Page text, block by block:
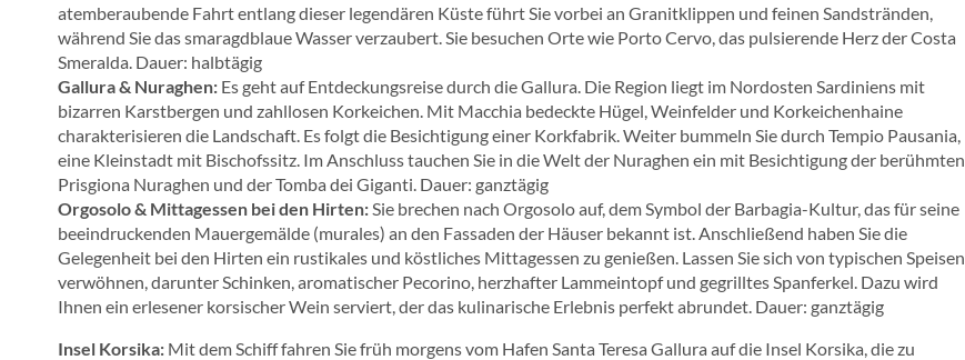
atemberaubende Fahrt entlang dieser legendären Küste führt Sie vorbei an Granitklippen und feinen Sandstränden,
während Sie das smaragdblaue Wasser verzaubert. Sie besuchen Orte wie Porto Cervo, das pulsierende Herz der Costa
Smeralda. Dauer: halbtägig
Gallura & Nuraghen: Es geht auf Entdeckungsreise durch die Gallura. Die Region liegt im Nordosten Sardiniens mit
bizarren Karstbergen und zahllosen Korkeichen. Mit Macchia bedeckte Hügel, Weinfelder und Korkeichenhaine
charakterisieren die Landschaft. Es folgt die Besichtigung einer Korkfabrik. Weiter bummeln Sie durch Tempio Pausania,
eine Kleinstadt mit Bischofssitz. Im Anschluss tauchen Sie in die Welt der Nuraghen ein mit Besichtigung der berühmten
Prisgiona Nuraghen und der Tomba dei Giganti. Dauer: ganztägig
Orgosolo & Mittagessen bei den Hirten: Sie brechen nach Orgosolo auf, dem Symbol der Barbagia-Kultur, das für seine
beeindruckenden Mauergemälde (murales) an den Fassaden der Häuser bekannt ist. Anschließend haben Sie die
Gelegenheit bei den Hirten ein rustikales und köstliches Mittagessen zu genießen. Lassen Sie sich von typischen Speisen
verwöhnen, darunter Schinken, aromatischer Pecorino, herzhafter Lammeintopf und gegrilltes Spanferkel. Dazu wird
Ihnen ein erlesener korsischer Wein serviert, der das kulinarische Erlebnis perfekt abrundet. Dauer: ganztägig
Insel Korsika: Mit dem Schiff fahren Sie früh morgens vom Hafen Santa Teresa Gallura auf die Insel Korsika, die zu